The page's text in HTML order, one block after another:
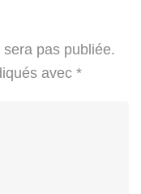
pas publiée.
avec *